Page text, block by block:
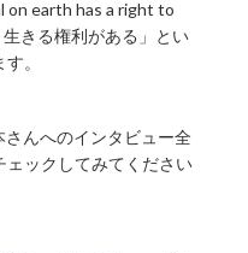
on earth has a right to
きる権利がある」とい
。
んへのインタビュー全
ックしてみてください